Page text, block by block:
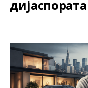
дијаспората